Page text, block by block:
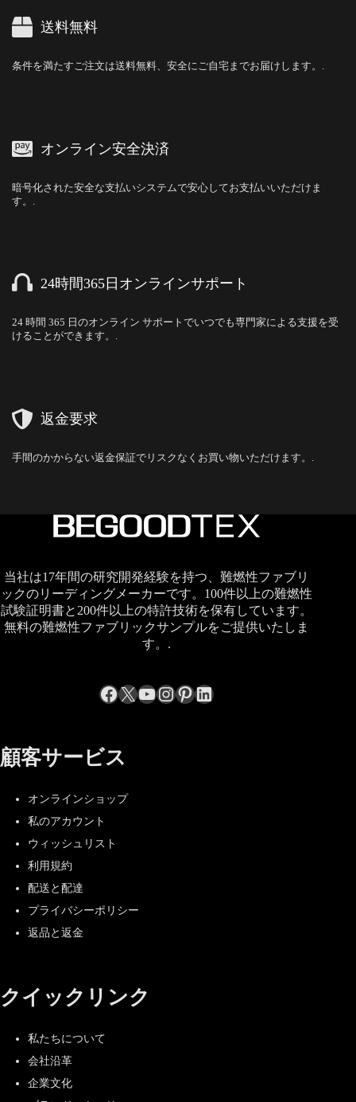
送料無料
条件を満たすご注文は送料無料、安全にご自宅までお届けします。.
オンライン安全決済
暗号化された安全な支払いシステムで安心してお支払いいただけま
す。.
24時間365日オンラインサポート
24 時間 365 日のオンライン サポートでいつでも専門家による支援を受
けることができます。.
返金要求
手間のかからない返金保証でリスクなくお買い物いただけます。.
当社は17年間の研究開発経験を持つ、難燃性ファブリ
ックのリーディングメーカーです。100件以上の難燃性
試験証明書と200件以上の特許技術を保有しています。
無料の難燃性ファブリックサンプルをご提供いたしま
す。.
Facebook
X YouTube
Instagram
Pinterest
LinkedIn
顧客サービス
オンラインショップ
私のアカウント
ウィッシュリスト
利用規約
配送と配達
プライバシーポリシー
返品と返金
クイックリンク
私たちについて
会社沿革
企業文化